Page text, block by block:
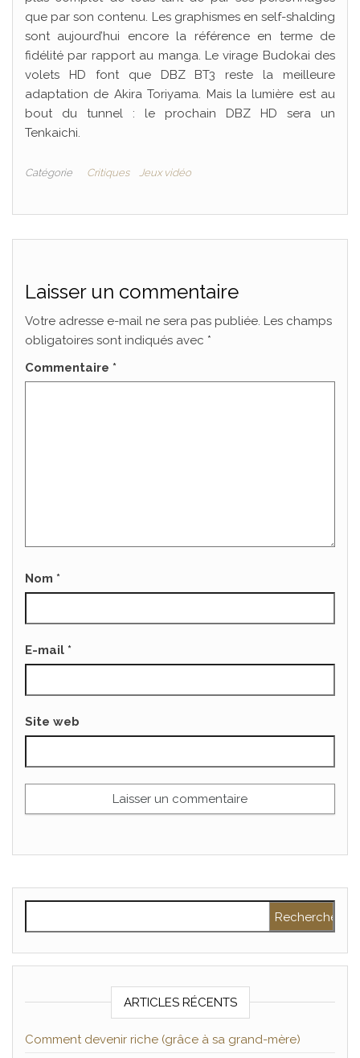
que par son contenu. Les graphismes en self-shalding
sont aujourd’hui encore la référence en terme de
fidélité par rapport au manga. Le virage Budokai des
volets HD font que DBZ BT3 reste la meilleure
adaptation de Akira Toriyama. Mais la lumière est au
bout du tunnel : le prochain DBZ HD sera un
Tenkaichi.
Catégorie Critiques Jeux vidéo
Laisser un commentaire
Votre adresse e-mail ne sera pas publiée. Les champs
obligatoires sont indiqués avec *
Commentaire *
Nom *
E-mail *
Site web
ARTICLES RÉCENTS
Comment devenir riche (grâce à sa grand-mère)